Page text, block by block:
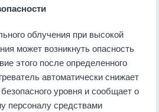
облучения при высокой
может возникнуть опасность
этого после определенного
автоматически снижает
уровня и сообщает о
персоналу средствами